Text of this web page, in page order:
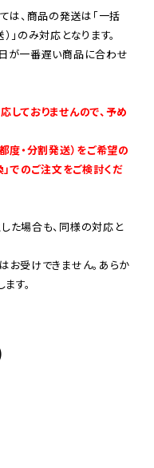
は、商品の発送は「一括
」のみ対応となります。
が一番遅い商品に合わせ
ておりませんので、予め
度・分割発送）をご希望の
」でのご注文をご検討くだ
た場合も、同様の対応と
受けできません。あらか
す。